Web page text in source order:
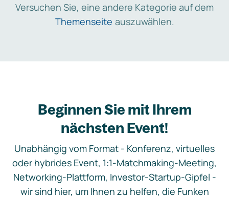
Versuchen Sie, eine andere Kategorie auf dem
Themenseite auszuwählen.
Beginnen Sie mit Ihrem
nächsten Event!
Unabhängig vom Format - Konferenz, virtuelles
oder hybrides Event, 1:1-Matchmaking-Meeting,
Networking-Plattform, Investor-Startup-Gipfel -
wir sind hier, um Ihnen zu helfen, die Funken